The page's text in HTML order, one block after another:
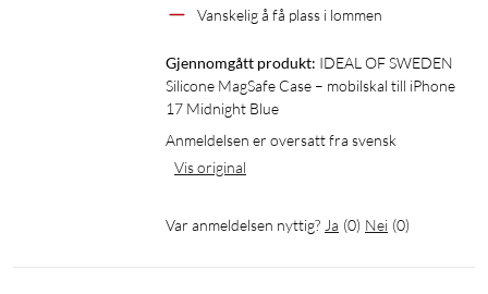
Vanskelig å få plass i lommen
Gjennomgått produkt: IDEAL OF SWEDEN
Silicone MagSafe Case – mobilskal till iPhone
17 Midnight Blue
Anmeldelsen er oversatt fra svensk
Vis original
Var anmeldelsen nyttig? Ja (0) Nei (0)